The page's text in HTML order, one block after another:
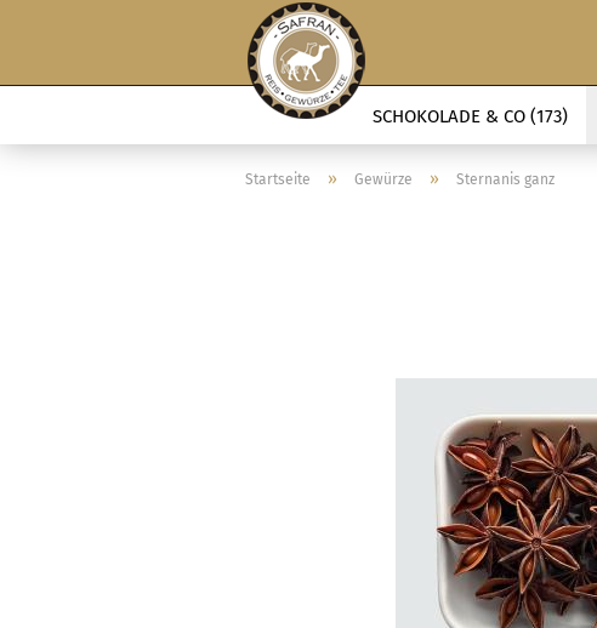
SCHOKOLADE & CO (173)
Startseite » Gewürze » Sternanis ganz